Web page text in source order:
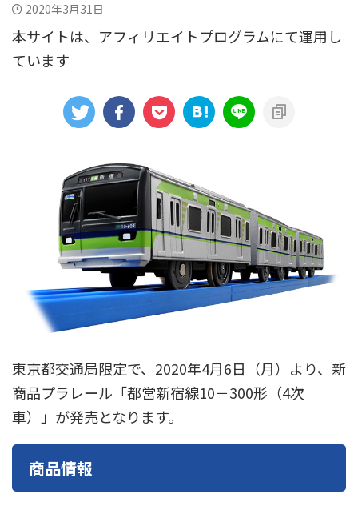
TSシリーズ（トーマスナンバリング）
カプセルプラレール（きかんしゃトーマス）
クルーズトレインDXシリーズ シンカリオンDVD
テコロシリーズ・はじめてのプラレール ハッピーセット
プラレール博 in TOKYO
ベーシックセット・車両レールセット レールと情景
レールセット
伊豆急行 国鉄 大阪メトロ 富士急行
小田急電鉄 新幹線 東京メトロ 東京都交通局
蒸気機関車
2020年3月31日
本サイトは、アフィリエイトプログラムにて運用し
ています
東京都交通局限定で、2020年4月6日（月）より、新
商品プラレール「都営新宿線10－300形（4次
車）」が発売となります。
商品情報